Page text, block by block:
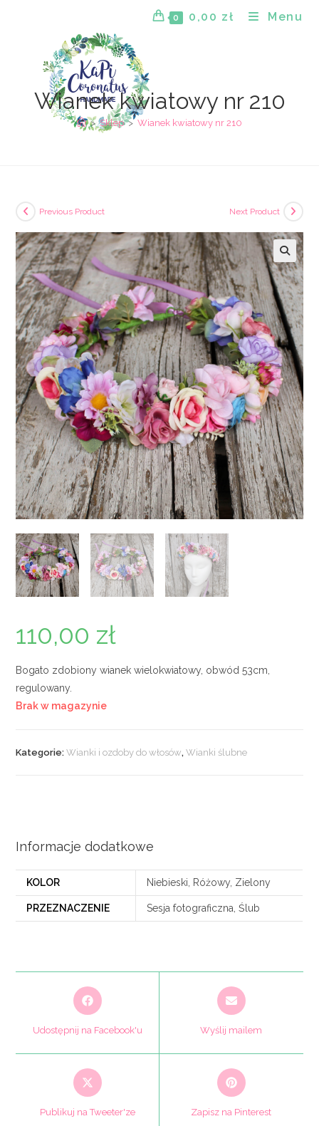
0 0,00 zł Menu
Wianek kwiatowy nr 210
> Sklep > Wianek kwiatowy nr 210
Previous Product Next Product
110,00 zł
Bogato zdobiony wianek wielokwiatowy, obwód 53cm,
regulowany.
Brak w magazynie
Kategorie:Wianki i ozdoby do włosów,Wianki ślubne
Informacje dodatkowe
KOLOR Niebieski, Różowy, Zielony
PRZEZNACZENIE Sesja fotograficzna, Ślub
Opens
in
new
window
Udostępnij na Facebook'u
Opens
in
new
window
Wyślij mailem
Opens
in
new
Publikuj na Tweeter'ze
Opens
in
Zapisz na Pinterest